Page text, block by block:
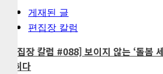
게재된 글
편집장 칼럼
[편집장 칼럼 #088] 보이지 않는 ‘돌봄
얹히다